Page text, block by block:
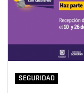
SEGURIDAD